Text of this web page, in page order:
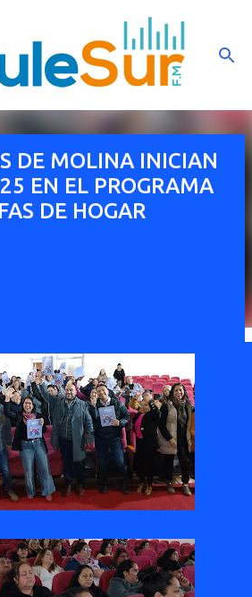
contenido principal
DE MOLINA INICIAN
EN EL PROGRAMA
DE HOGAR